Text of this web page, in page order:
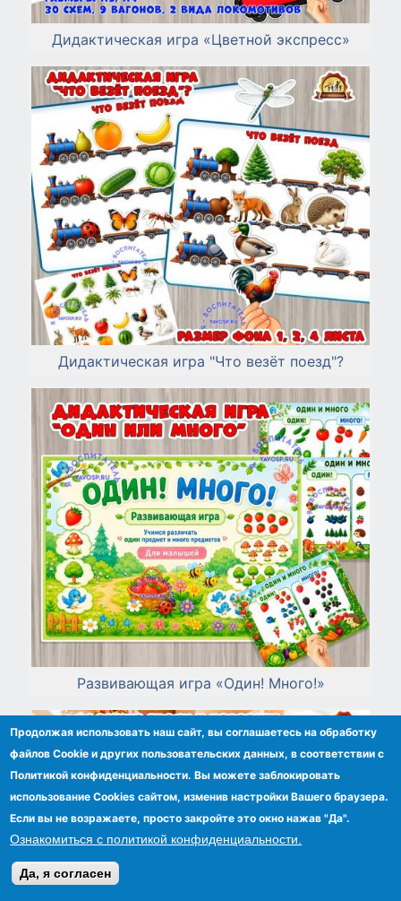
Дидактическая игра «Цветной экспресс»
Дидактическая игра "Что везёт поезд"?
Развивающая игра «Один! Много!»
Продолжая использовать наш сайт, вы соглашаетесь на обработку
файлов Сookie и других пользовательских данных, в соответствии с
Политикой конфиденциальности. Вы можете заблокировать
использование Cookies сайтом, изменив настройки Вашего браузера.
Если вы не возражаете, просто закройте это окно нажав "Да".
Ознакомиться с политикой конфиденциальности.
Да, я согласен